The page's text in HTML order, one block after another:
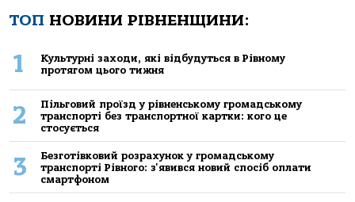
ТОП НОВИНИ РІВНЕНЩИНИ:
1
Культурні заходи, які відбудуться в Рівному
протягом цього тижня
2
Пільговий проїзд у рівненському громадському
транспорті без транспортної картки: кого це
стосується
3
Безготівковий розрахунок у громадському
транспорті Рівного: з'явився новий спосіб оплати
смартфоном